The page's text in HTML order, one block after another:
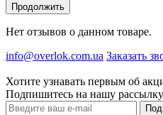
Продолжить
Нет отзывов о данном товаре.
info@overlok.com.ua Заказать
Хотите узнавать первым об
Подпишитесь на нашу рассылку